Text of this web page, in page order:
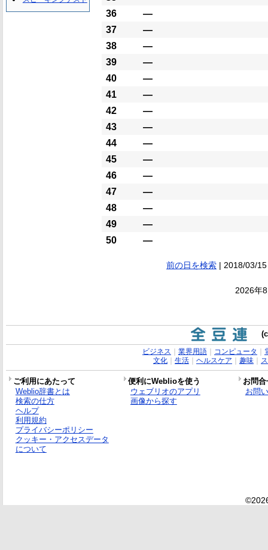
36
―
37
―
38
―
39
―
40
―
41
―
42
―
43
―
44
―
45
―
46
―
47
―
48
―
49
―
50
―
前の日を検索| 2018/03/
2026年
ビジネス 業界用語｜ コンピュータ
文化｜ 生活｜ ヘルスケア 趣味｜
ご利用にあたって 便利にWeblioを使う
お問
Weblio辞書とは
検索の仕方
ヘルプ
利用規約
プライバシーポリシー
クッキー・アクセスデータ
について
ウェブリオのアプリ
画像から探す
お問